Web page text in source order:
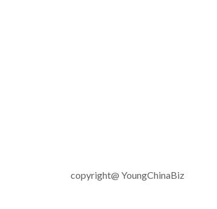
copyright@ YoungChinaBiz